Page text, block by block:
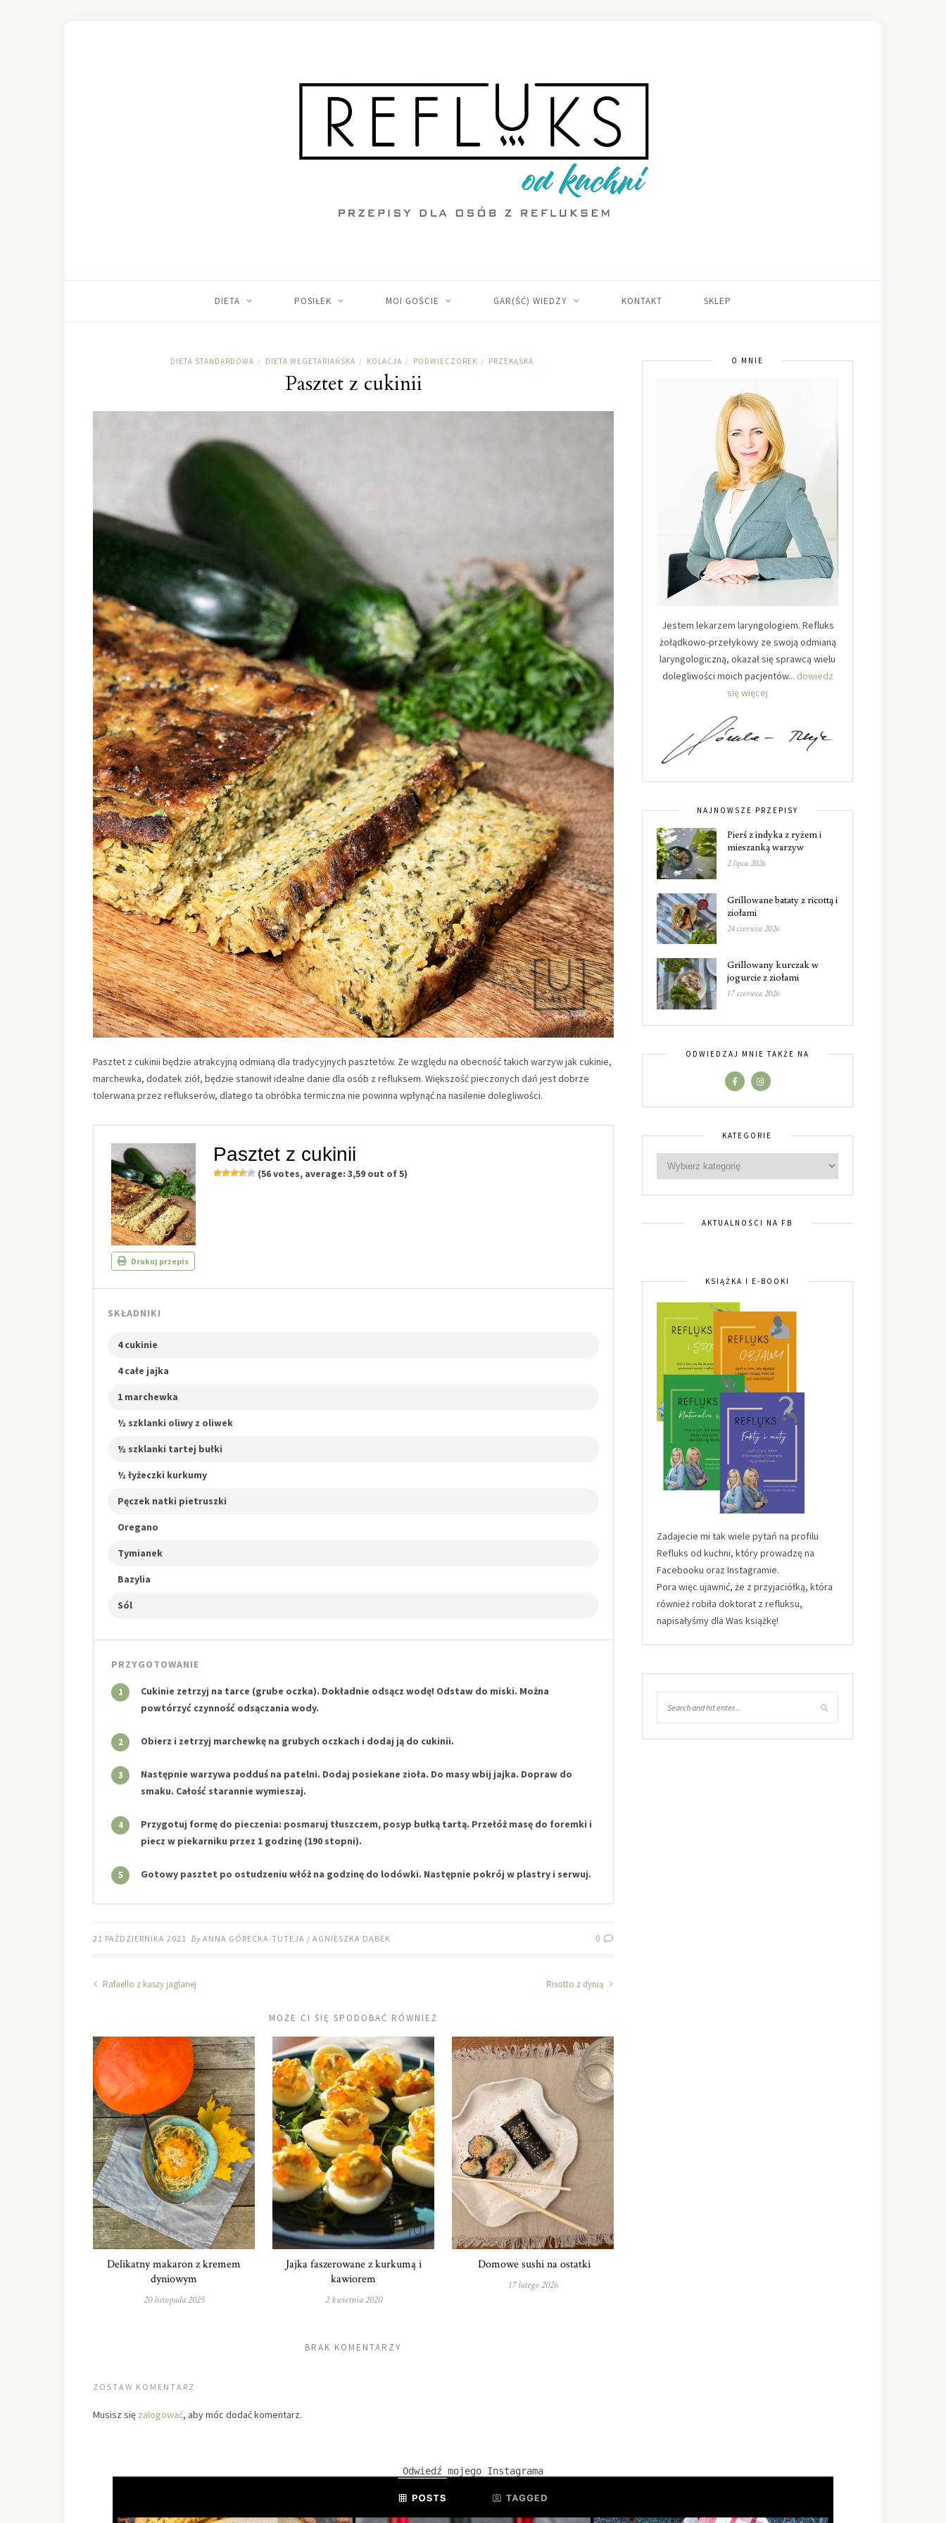
DIETA POSIŁEK MOI GOŚCIE GAR(ŚĆ) WIEDZY KONTAKT SKLEP
DIETA STANDARDOWA / DIETA WEGETARIAŃSKA / KOLACJA / PODWIECZOREK / PRZEKĄSKA
Pasztet z cukinii
Pasztet z cukinii będzie atrakcyjną odmianą dla tradycyjnych pasztetów. Ze względu na obecność takich warzyw jak cukinie,
marchewka, dodatek ziół, będzie stanowił idealne danie dla osób z refluksem. Większość pieczonych dań jest dobrze
tolerwana przez reflukserów, dlatego ta obróbka termiczna nie powinna wpłynąć na nasilenie dolegliwości.
Drukuj przepis
Pasztet z cukinii
(56votes, average: 3,59 out of 5)
SKŁADNIKI
4 cukinie
4 całe jajka
1 marchewka
½ szklanki oliwy z oliwek
½ szklanki tartej bułki
½ łyżeczki kurkumy
Pęczek natki pietruszki
Oregano
Tymianek
Bazylia
Sól
PRZYGOTOWANIE
1
Cukinie zetrzyj na tarce (grube oczka). Dokładnie odsącz wodę! Odstaw do miski. Można
powtórzyć czynność odsączania wody.
2 Obierz i zetrzyj marchewkę na grubych oczkach i dodaj ją do cukinii.
3
Następnie warzywa podduś na patelni. Dodaj posiekane zioła. Do masy wbij jajka. Dopraw do
smaku. Całość starannie wymieszaj.
4
Przygotuj formę do pieczenia: posmaruj tłuszczem, posyp bułką tartą. Przełóż masę do foremki i
piecz w piekarniku przez 1 godzinę (190 stopni).
5 Gotowy pasztet po ostudzeniu włóż na godzinę do lodówki. Następnie pokrój w plastry i serwuj.
21 PAŹDZIERNIKA 2021 By ANNA GÓRECKA-TUTEJA / AGNIESZKA DĄBEK 0
Rafaello z kaszy jaglanej Risotto z dynią
MOŻE CI SIĘ SPODOBAĆ RÓWNIEŻ
Delikatny makaron z kremem
dyniowym
20 listopada 2025
Jajka faszerowane z kurkumą i
kawiorem
2 kwietnia 2020
Domowe sushi na ostatki
17 lutego 2026
BRAK KOMENTARZY
ZOSTAW KOMENTARZ
Musisz się zalogować, aby móc dodać komentarz.
O MNIE
Jestem lekarzem laryngologiem. Refluks
żołądkowo-przełykowy ze swoją odmianą
laryngologiczną, okazał się sprawcą wielu
dolegliwości moich pacjentów... dowiedz
się więcej
NAJNOWSZE PRZEPISY
Pierś z indyka z ryżem i
mieszanką warzyw
2 lipca 2026
Grillowane bataty z ricottą i
ziołami
24 czerwca 2026
Grillowany kurczak w
jogurcie z ziołami
17 czerwca 2026
ODWIEDZAJ MNIE TAKŻE NA
KATEGORIE
AKTUALNOŚCI NA FB
KSIĄŻKA I E-BOOKI
Zadajecie mi tak wiele pytań na profilu
Refluks od kuchni, który prowadzę na
Facebooku oraz Instagramie.
Pora więc ujawnić, że z przyjaciółką, która
również robiła doktorat z refluksu,
napisałyśmy dla Was książkę!
Odwiedź mojego Instagrama